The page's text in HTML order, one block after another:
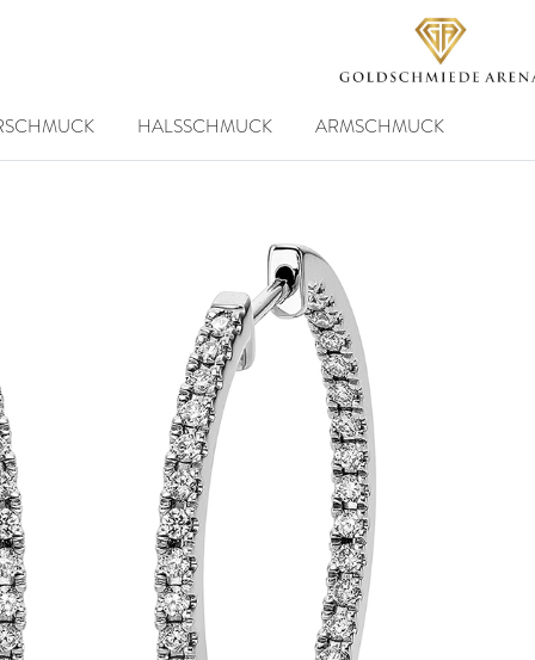
HALSSCHMUCK ARMSCHMUCK